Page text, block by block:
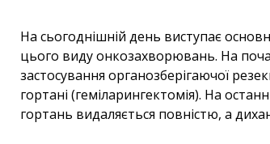
На сьогоднішній день виступає
цього виду онкозахворювань. На
застосування органозберігаючої
гортані (геміларингектомія). На
гортань видаляється повністю, а